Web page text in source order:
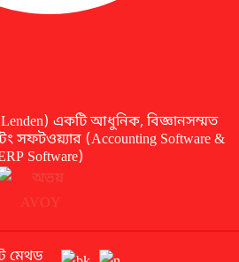
একটি আধুনিক, বিজ্ঞানসম্মত
সফটওয়্যার (Accounting Software &
Software)
মেথড